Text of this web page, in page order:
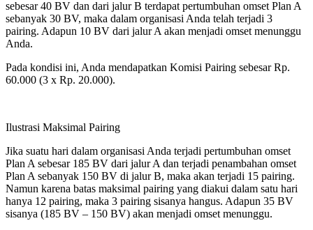
sebesar 40 BV dan dari jalur B terdapat pertumbuhan omset Plan A
sebanyak 30 BV, maka dalam organisasi Anda telah terjadi 3
pairing. Adapun 10 BV dari jalur A akan menjadi omset menunggu
Anda.
Pada kondisi ini, Anda mendapatkan Komisi Pairing sebesar Rp.
60.000 (3 x Rp. 20.000).
Ilustrasi Maksimal Pairing
Jika suatu hari dalam organisasi Anda terjadi pertumbuhan omset
Plan A sebesar 185 BV dari jalur A dan terjadi penambahan omset
Plan A sebanyak 150 BV di jalur B, maka akan terjadi 15 pairing.
Namun karena batas maksimal pairing yang diakui dalam satu hari
hanya 12 pairing, maka 3 pairing sisanya hangus. Adapun 35 BV
sisanya (185 BV – 150 BV) akan menjadi omset menunggu.